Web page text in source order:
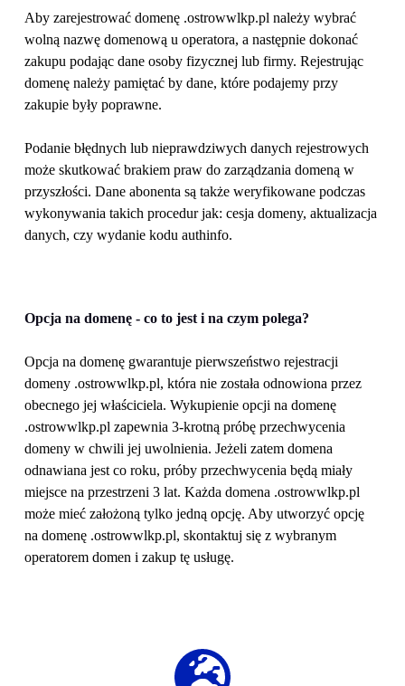
Aby zarejestrować domenę .ostrowwlkp.pl należy wybrać
wolną nazwę domenową u operatora, a następnie dokonać
zakupu podając dane osoby fizycznej lub firmy. Rejestrując
domenę należy pamiętać by dane, które podajemy przy
zakupie były poprawne.
Podanie błędnych lub nieprawdziwych danych rejestrowych
może skutkować brakiem praw do zarządzania domeną w
przyszłości. Dane abonenta są także weryfikowane podczas
wykonywania takich procedur jak: cesja domeny, aktualizacja
danych, czy wydanie kodu authinfo.
Opcja na domenę - co to jest i na czym polega?
Opcja na domenę gwarantuje pierwszeństwo rejestracji
domeny .ostrowwlkp.pl, która nie została odnowiona przez
obecnego jej właściciela. Wykupienie opcji na domenę
.ostrowwlkp.pl zapewnia 3-krotną próbę przechwycenia
domeny w chwili jej uwolnienia. Jeżeli zatem domena
odnawiana jest co roku, próby przechwycenia będą miały
miejsce na przestrzeni 3 lat. Każda domena .ostrowwlkp.pl
może mieć założoną tylko jedną opcję. Aby utworzyć opcję
na domenę .ostrowwlkp.pl, skontaktuj się z wybranym
operatorem domen i zakup tę usługę.